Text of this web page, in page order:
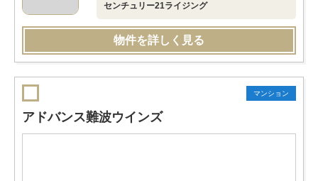
センチュリー21ライジング
物件を詳しく見る
マンション
アドバンス難波ウインズ